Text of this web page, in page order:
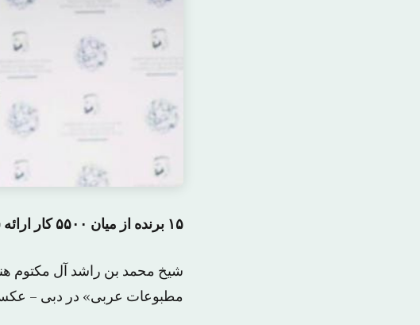
۱۵ برنده از میان ۵۵۰۰ کار ارائه شده به انجمن رسانه های عربی در سال جاری
شیخ محمد بن راشد آل مکتوم
مطبوعات عربی» در دبی –